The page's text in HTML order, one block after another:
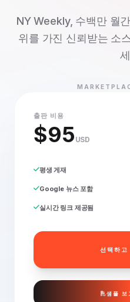
NY Weekly, 수백만 월
위를 가진 신뢰받는 소
출판 비용
$95 USD
평생 게재
Google 뉴스 포함
실시간 링크 제공됨
선택하고
샘플 보